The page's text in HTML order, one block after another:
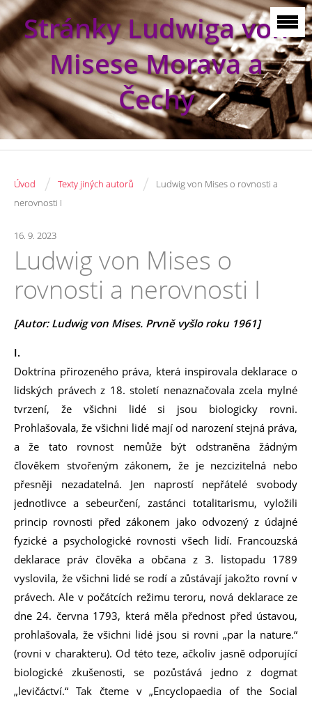
Stránky Ludwiga von
Misese Morava a
Čechy
Úvod / Texty jiných autorů /
Ludwig von Mises o rovnosti a
nerovnosti I
16. 9. 2023
Ludwig von Mises o
rovnosti a nerovnosti I
[Autor: Ludwig von Mises. Prvně vyšlo roku 1961]
I.
Doktrína přirozeného práva, která inspirovala deklarace o
lidských právech z 18. století nenaznačovala zcela mylné
tvrzení, že všichni lidé si jsou biologicky rovni.
Prohlašovala, že všichni lidé mají od narození stejná práva,
a že tato rovnost nemůže být odstraněna žádným
člověkem stvořeným zákonem, že je nezcizitelná nebo
přesněji nezadatelná. Jen naprostí nepřátelé svobody
jednotlivce a sebeurčení, zastánci totalitarismu, vyložili
princip rovnosti před zákonem jako odvozený z údajné
fyzické a psychologické rovnosti všech lidí. Francouzská
deklarace práv člověka a občana z 3. listopadu 1789
vyslovila, že všichni lidé se rodí a zůstávají jakožto rovní v
právech. Ale v počátcích režimu teroru, nová deklarace ze
dne 24. června 1793, která měla přednost před ústavou,
prohlašovala, že všichni lidé jsou si rovni „par la nature.“
(rovni v charakteru). Od této teze, ačkoliv jasně odporující
biologické zkušenosti, se pozůstává jedno z dogmat
„levičáctví.“ Tak čteme v „Encyclopaedia of the Social